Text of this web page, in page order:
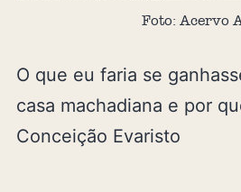
Foto: Acervo
O que eu faria se
casa machadiana e por
Conceição Evaristo